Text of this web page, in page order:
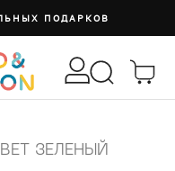
ПОДАРКОВ
ЗЕЛЕНЫЙ